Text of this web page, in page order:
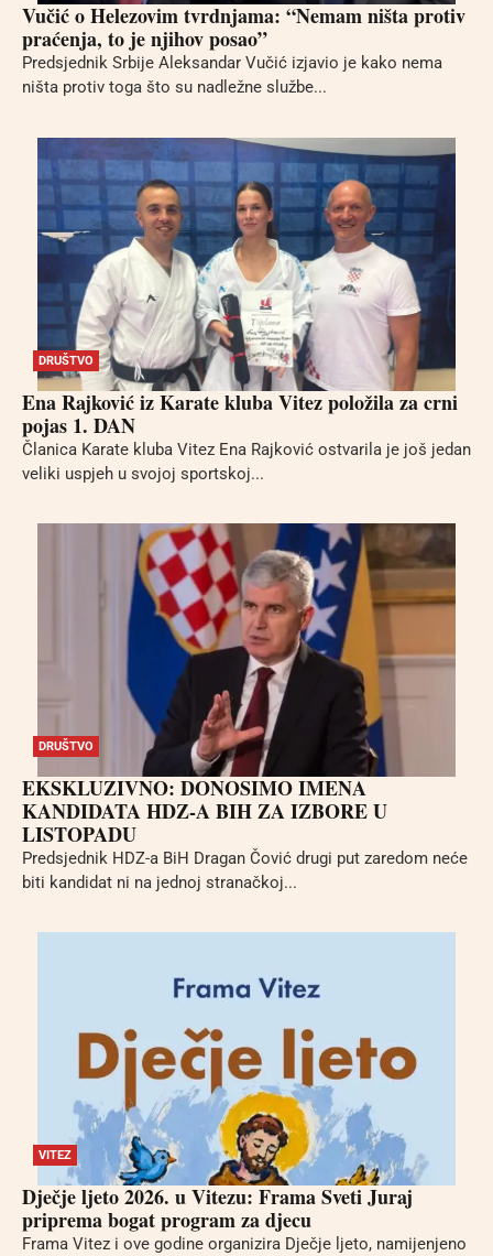
Vučić o Helezovim tvrdnjama: “Nemam ništa protiv
praćenja, to je njihov posao”
Predsjednik Srbije Aleksandar Vučić izjavio je kako nema
ništa protiv toga što su nadležne službe...
DRUŠTVO
Ena Rajković iz Karate kluba Vitez položila za crni
pojas 1. DAN
Članica Karate kluba Vitez Ena Rajković ostvarila je još jedan
veliki uspjeh u svojoj sportskoj...
DRUŠTVO
EKSKLUZIVNO: DONOSIMO IMENA
KANDIDATA HDZ-A BIH ZA IZBORE U
LISTOPADU
Predsjednik HDZ-a BiH Dragan Čović drugi put zaredom neće
biti kandidat ni na jednoj stranačkoj...
VITEZ
Dječje ljeto 2026. u Vitezu: Frama Sveti Juraj
priprema bogat program za djecu
Frama Vitez i ove godine organizira Dječje ljeto, namijenjeno